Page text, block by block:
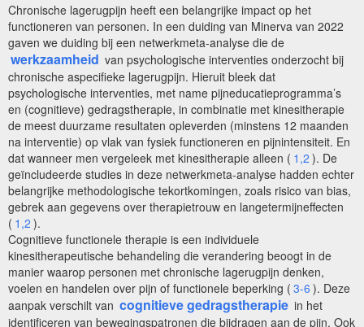
Chronische lagerugpijn heeft een belangrijke impact op het
functioneren van personen. In een duiding van Minerva van 2022
gaven we duiding bij een netwerkmeta-analyse die de
werkzaamheid van psychologische interventies onderzocht bij
chronische aspecifieke lagerugpijn. Hieruit bleek dat
psychologische interventies, met name pijneducatieprogramma’s
en (cognitieve) gedragstherapie, in combinatie met kinesitherapie
de meest duurzame resultaten opleverden (minstens 12 maanden
na interventie) op vlak van fysiek functioneren en pijnintensiteit. En
dat wanneer men vergeleek met kinesitherapie alleen ( 1,2 ). De
geïncludeerde studies in deze netwerkmeta-analyse hadden echter
belangrijke methodologische tekortkomingen, zoals risico van bias,
gebrek aan gegevens over therapietrouw en langetermijneffecten
( 1,2 ).
Cognitieve functionele therapie is een individuele
kinesitherapeutische behandeling die verandering beoogt in de
manier waarop personen met chronische lagerugpijn denken,
voelen en handelen over pijn of functionele beperking ( 3-6 ). Deze
aanpak verschilt van cognitieve gedragstherapie in het
identificeren van bewegingspatronen die bijdragen aan de pijn. Ook